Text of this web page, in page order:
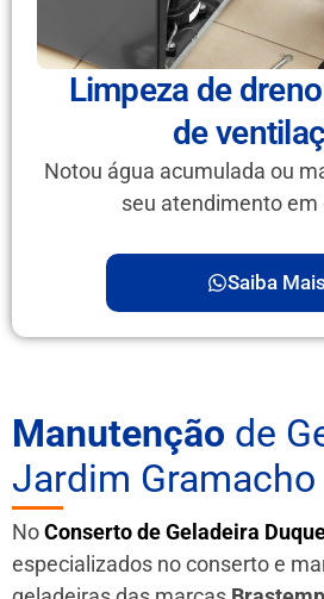
Limpeza de
de
Notou água acumulada ou
seu atendimento em
Saiba Mais
Manutenção de
Jardim Gramacho
NoConserto de Geladeira
especializados no conserto e